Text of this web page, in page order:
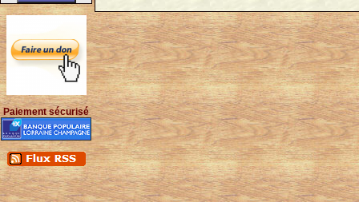
Paiement sécurisé